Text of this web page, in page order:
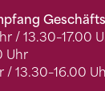
/ 13.30–17.00
Uhr
/ 13.30–16.00